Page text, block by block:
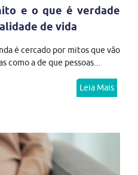
e o que é verdade
de vida
é cercado por mitos que vão
como a de que pessoas...
Leia Mais